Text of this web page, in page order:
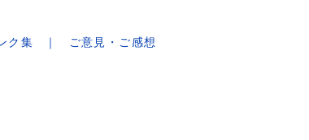
ク集 ご意見・ご感想